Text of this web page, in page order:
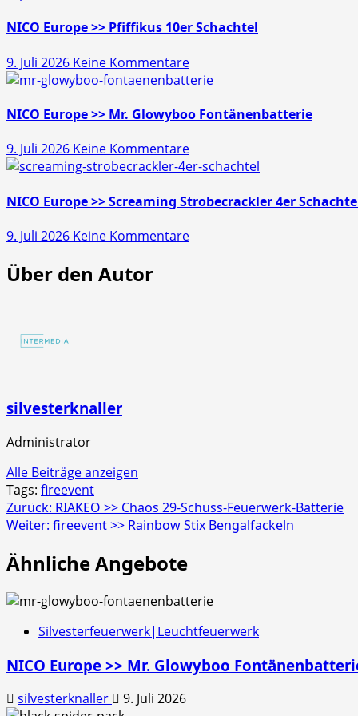
Gold
45s
NICO Europe >> Pfiffikus 10er Schachtel
9. Juli 2026 Keine Kommentarezu
NICO
>>
10er
Schachtel
NICO Europe >> Mr. Glowyboo Fontänenbatterie
9. Juli 2026 Keine Kommentarezu
NICO
>>
Glowyboo
NICO Europe >> Screaming Strobecrackler 4er
9. Juli 2026 Keine Kommentarezu
Über den Autor
silvesterknaller
Administrator
Alle Beiträge anzeigen
Tags: fireevent
Beitragsnavigation
Zurück: RIAKEO >> Chaos 29-Schuss-Feuerwerk-Batterie
Weiter: fireevent >> Rainbow Stix Bengalfackeln
Ähnliche Angebote
Silvesterfeuerwerk|Leuchtfeuerwerk
NICO Europe >> Mr. Glowyboo
silvesterknaller 9. Juli 2026